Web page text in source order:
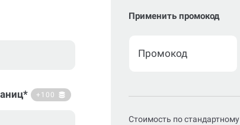
+100
Применить промокод
Стоимость по стандартному